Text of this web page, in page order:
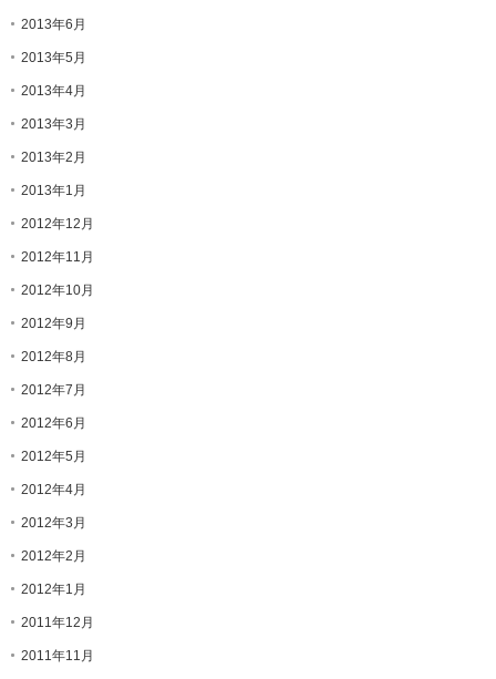
2013年6月
2013年5月
2013年4月
2013年3月
2013年2月
2013年1月
2012年12月
2012年11月
2012年10月
2012年9月
2012年8月
2012年7月
2012年6月
2012年5月
2012年4月
2012年3月
2012年2月
2012年1月
2011年12月
2011年11月